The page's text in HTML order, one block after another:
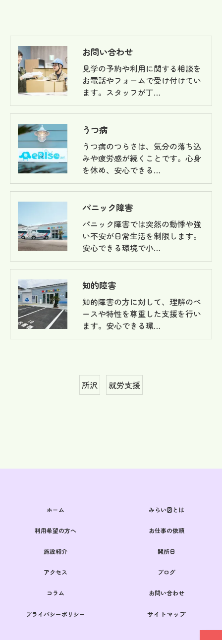
お問い合わせ
見学の予約や利用に関する相談を
お電話やフォームで受け付けてい
ます。スタッフが丁…
うつ病
うつ病のつらさは、気分の落ち込
みや疲労感が続くことです。心身
を休め、安心できる…
パニック障害
パニック障害では突然の動悸や強
い不安が日常生活を制限します。
安心できる環境で小…
知的障害
知的障害の方に対して、理解のペ
ースや特性を尊重した支援を行い
ます。安心できる環…
所沢 就労支援
ホーム みらい図とは
利用希望の方へ お仕事の依頼
施設紹介 開所日
アクセス ブログ
コラム お問い合わせ
プライバシーポリシー サイトマップ